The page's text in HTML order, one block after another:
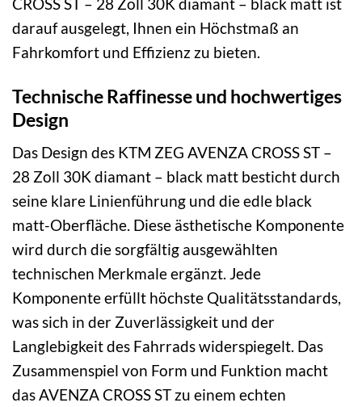
darauf ausgelegt, Ihnen ein Höchstmaß an
Fahrkomfort und Effizienz zu bieten.
Technische Raffinesse und hochwertiges
Design
Das Design des KTM ZEG AVENZA CROSS ST –
28 Zoll 30K diamant – black matt besticht durch
seine klare Linienführung und die edle black
matt-Oberfläche. Diese ästhetische Komponente
wird durch die sorgfältig ausgewählten
technischen Merkmale ergänzt. Jede
Komponente erfüllt höchste Qualitätsstandards,
was sich in der Zuverlässigkeit und der
Langlebigkeit des Fahrrads widerspiegelt. Das
Zusammenspiel von Form und Funktion macht
das AVENZA CROSS ST zu einem echten